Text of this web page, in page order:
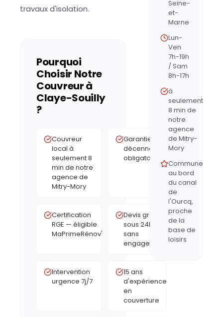
travaux d'isolation.
Pourquoi
Choisir Notre
Couvreur à
Claye-Souilly
?
Couvreur
local à
seulement 8
min de notre
agence de
Mitry-Mory
Garantie
décennale
obligatoire
Certification
RGE — éligible
MaPrimeRénov'
Devis gratuit
sous 24h,
sans
engagement
Intervention
urgence 7j/7
15 ans
d'expérience
en
couverture
Seine-
et-
Marne
Lun-
Ven
7h-19h
/ Sam
8h-17h
à
seulement
8 min de
notre
agence
de Mitry-
Mory
Commune
au bord
du canal
de
l'Ourcq,
proche
de la
base de
loisirs